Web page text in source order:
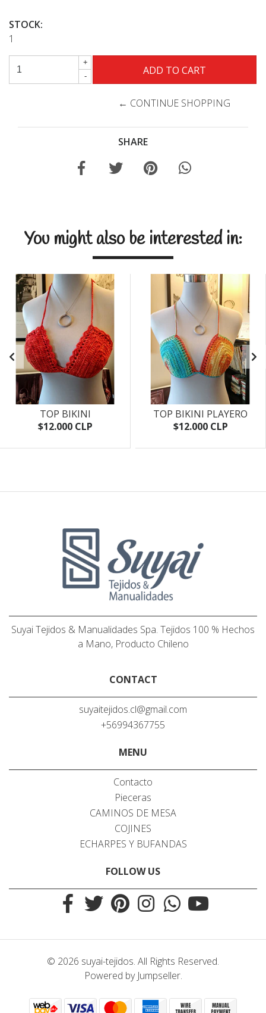
STOCK:
1
+
-
← CONTINUE SHOPPING
SHARE
You might also be interested in:
TOP BIKINI
$12.000 CLP
TOP BIKINI PLAYERO
$12.000 CLP
Suyai Tejidos & Manualidades Spa. Tejidos 100 % Hechos
a Mano, Producto Chileno
CONTACT
suyaitejidos.cl@gmail.com
+56994367755
MENU
Contacto
Pieceras
CAMINOS DE MESA
COJINES
ECHARPES Y BUFANDAS
FOLLOW US
© 2026 suyai-tejidos. All Rights Reserved.
Powered by Jumpseller.